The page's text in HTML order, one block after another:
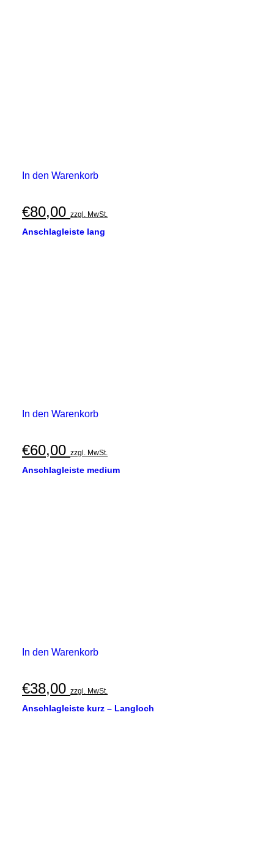
In den Warenkorb
€80,00 zzgl. MwSt.
Anschlagleiste lang
In den Warenkorb
€60,00 zzgl. MwSt.
Anschlagleiste medium
In den Warenkorb
€38,00 zzgl. MwSt.
Anschlagleiste kurz – Langloch